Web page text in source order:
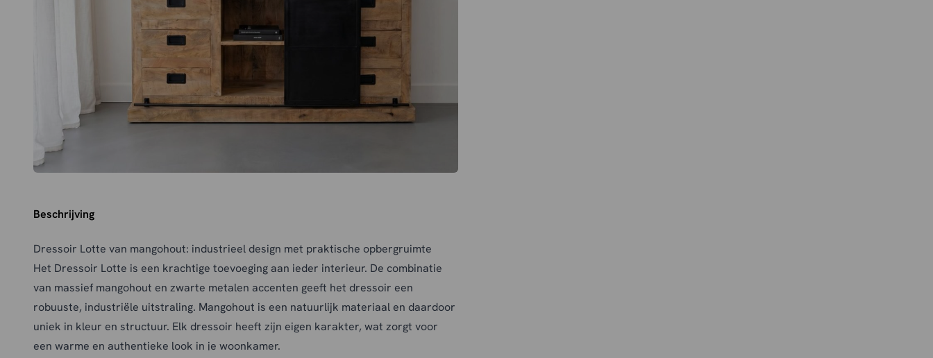
Beschrijving
Dressoir Lotte van mangohout: industrieel design met praktische opbergruimte
Het Dressoir Lotte is een krachtige toevoeging aan ieder interieur. De combinatie
van massief mangohout en zwarte metalen accenten geeft het dressoir een
robuuste, industriële uitstraling. Mangohout is een natuurlijk materiaal en daardoor
uniek in kleur en structuur. Elk dressoir heeft zijn eigen karakter, wat zorgt voor
een warme en authentieke look in je woonkamer.